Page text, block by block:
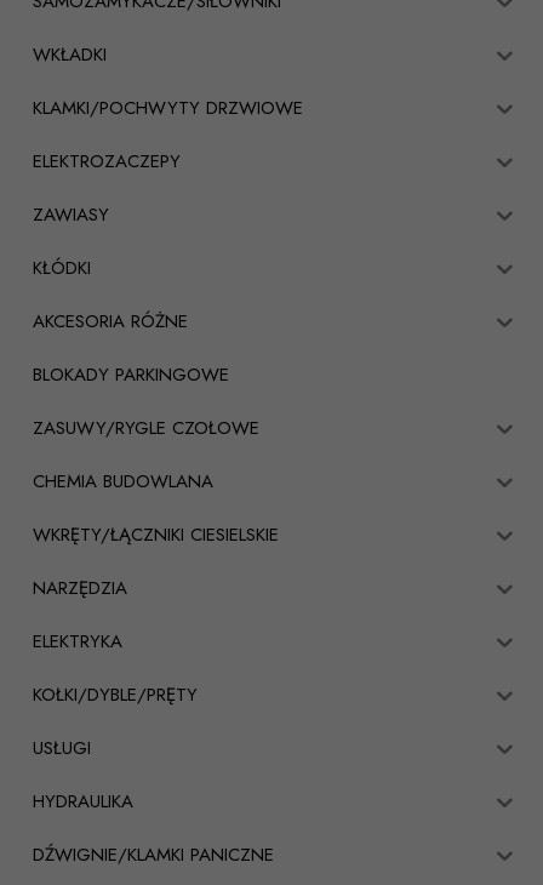
WKŁADKI
KLAMKI/POCHWYTY DRZWIOWE
ELEKTROZACZEPY
ZAWIASY
KŁÓDKI
AKCESORIA RÓŻNE
BLOKADY PARKINGOWE
ZASUWY/RYGLE CZOŁOWE
CHEMIA BUDOWLANA
WKRĘTY/ŁĄCZNIKI CIESIELSKIE
NARZĘDZIA
ELEKTRYKA
KOŁKI/DYBLE/PRĘTY
USŁUGI
HYDRAULIKA
DŹWIGNIE/KLAMKI PANICZNE